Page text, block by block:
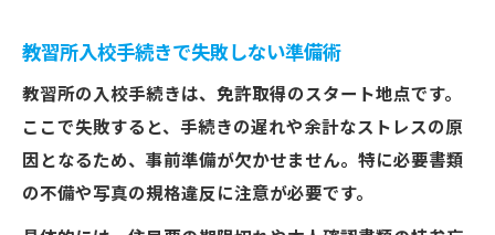
教習所入校手続きで失敗しない準備術
教習所の入校手続きは、免許取得のスタート地点です。
ここで失敗すると、手続きの遅れや余計なストレスの原
因となるため、事前準備が欠かせません。特に必要書類
の不備や写真の規格違反に注意が必要です。